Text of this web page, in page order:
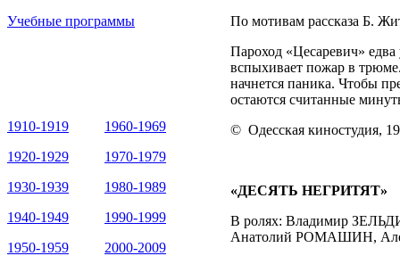
Учебные программы
1910-1919
1960-1969
1920-1929
1970-1979
1930-1939
1980-1989
1940-1949
1990-1999
1950-1959
2000-2009
По мотивам рассказа Б.
Пароход «Цесаревич» едва
вспыхивает пожар в
начнется паника. Чтобы
остаются считанные
© Одесская киностудия,
«ДЕСЯТЬ НЕГРИТЯТ»
В ролях: Владимир
Анатолий РОМАШИН,